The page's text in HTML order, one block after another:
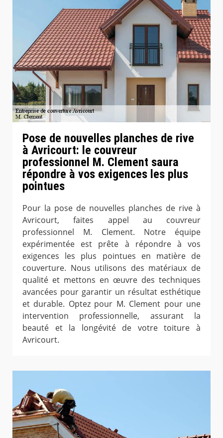
Pose de nouvelles planches de rive
à Avricourt: le couvreur
professionnel M. Clement saura
répondre à vos exigences les plus
pointues
Pour la pose de nouvelles planches de rive à
Avricourt, faites appel au couvreur
professionnel M. Clement. Notre équipe
expérimentée est prête à répondre à vos
exigences les plus pointues en matière de
couverture. Nous utilisons des matériaux de
qualité et mettons en œuvre des techniques
avancées pour garantir un résultat esthétique
et durable. Optez pour M. Clement pour une
intervention professionnelle, assurant la
beauté et la longévité de votre toiture à
Avricourt.